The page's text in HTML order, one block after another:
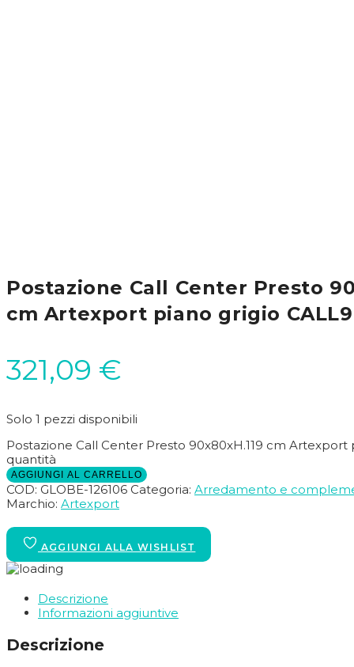
Postazione Call Center Presto
cm Artexport piano grigio
321,09 €
Solo 1 pezzi disponibili
Postazione Call Center Presto 90x80xH.119 cm Artexport
quantità
AGGIUNGI AL CARRELLO
COD: GLOBE-126106 Categoria: Arredamento e
Marchio: Artexport
Descrizione
Informazioni aggiuntive
Descrizione